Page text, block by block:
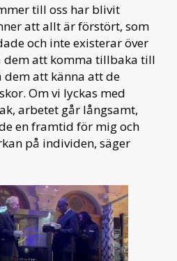
till oss har blivit
att allt är förstört, som
och inte existerar över
dem att komma tillbaka till
dem att känna att de
Om vi lyckas med
arbetet går långsamt,
en framtid för mig och
på individen, säger